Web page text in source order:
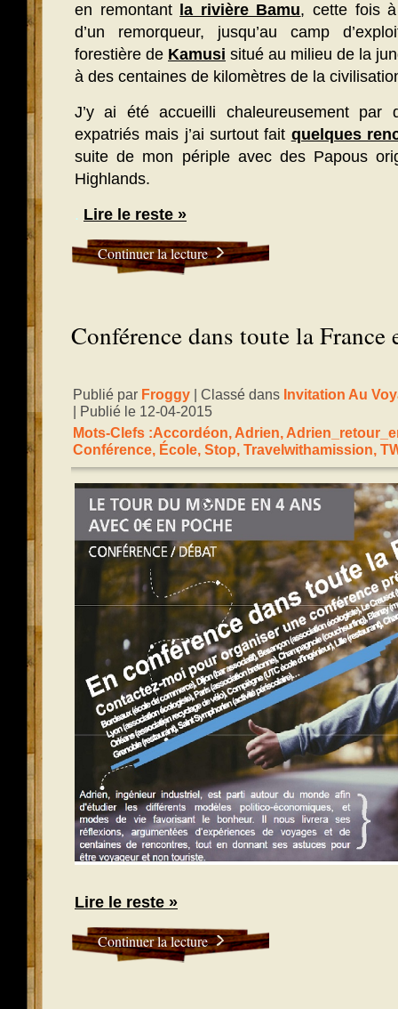
en remontant
la rivière Bamu, cette fois
d’un remorqueur, jusqu’au camp
forestière de Kamusi situé au milieu de la
à des centaines de kilomètres de la
J’y ai été accueilli chaleureusement par
expatriés mais j’ai surtout fait quelques
suite de mon périple avec des Papous
Highlands.
. Lire le reste »
Continuer la lecture
Conférence dans toute la France
Publié par Froggy | Classé dans Invitation Au
| Publié le 12-04-2015
Mots-Clefs :Accordéon, Adrien,
Conférence, École, Stop, Travelwithamission,
Lire le reste »
Continuer la lecture